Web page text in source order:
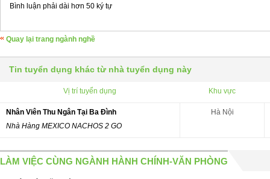
Bình luận phải dài hơn 50 ký tự
Quay lại trang ngành nghề
Tin tuyển dụng khác từ nhà tuyển dụng này
Vị trí tuyển dụng Khu vực
Nhân Viên Thu Ngân Tại Ba Đình
Nhà Hàng MEXICO NACHOS 2 GO
Hà Nội
LÀM VIỆC CÙNG NGÀNH HÀNH CHÍNH-VĂN PHÒNG